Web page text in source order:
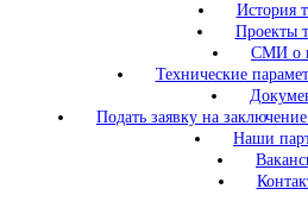
История
Проекты
СМИ о
Технические
Подать заявку на
Наши